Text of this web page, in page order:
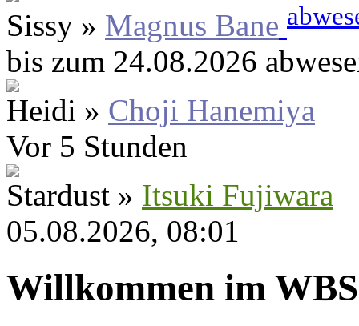
Sissy » Magnus Bane
bis zum 24.08.2026
Heidi » Choji Hanemiya
Vor 5 Stunden
Stardust » Itsuki Fujiwara
05.08.2026, 08:01
Willkommen im WBS